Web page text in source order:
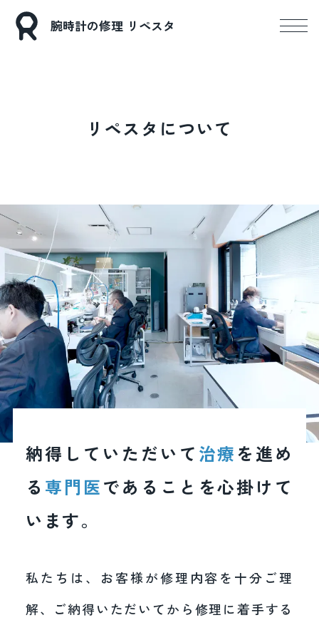
腕時計の修理 リペスタ
リペスタについて
納得していただいて 治療を進め
る 専門医であることを心掛けて
います。
私たちは、お客様が修理内容を十分ご理
解、ご納得いただいてから修理に着手する